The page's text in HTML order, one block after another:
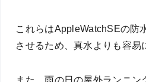
これらはAppleWatchSEの防
させるため、真水よりも容易
また、雨の日の屋外ランニン